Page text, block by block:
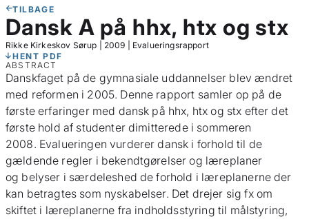
TILBAGE
Dansk A på hhx, htx og stx
Rikke Kirkeskov Sørup 2009
Evalueringsrapport
HENT PDF
ABSTRACT
Danskfaget på de gymnasiale uddannelser blev ændret
med reformen i 2005. Denne rapport samler op på de
første erfaringer med dansk på hhx, htx og stx efter det
første hold af studenter dimitterede i sommeren
2008. Evalueringen vurderer dansk i forhold til de
gældende regler i bekendtgørelser og læreplaner
og belyser i særdeleshed de forhold i læreplanerne der
kan betragtes som nyskabelser. Det drejer sig fx om
skiftet i læreplanerne fra indholdsstyring til målstyring,